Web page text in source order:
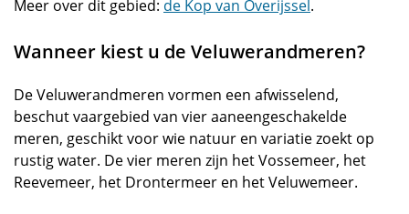
Meer over dit gebied: de Kop van Overijssel .
Wanneer kiest u de Veluwerandmeren?
De Veluwerandmeren vormen een afwisselend,
beschut vaargebied van vier aaneengeschakelde
meren, geschikt voor wie natuur en variatie zoekt op
rustig water. De vier meren zijn het Vossemeer, het
Reevemeer, het Drontermeer en het Veluwemeer.